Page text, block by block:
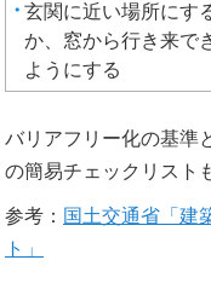
玄関に近い場所にす
か、窓から行き来で
ようにする
バリアフリー化の基準
の簡易チェックリスト
参考： 国土交通省「建
ト」